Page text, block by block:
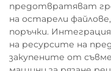
предотвратяват
на остарели
поръчки.
на ресурсите на
закупените от